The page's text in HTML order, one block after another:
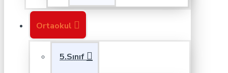
Ortaokul
5.Sınıf